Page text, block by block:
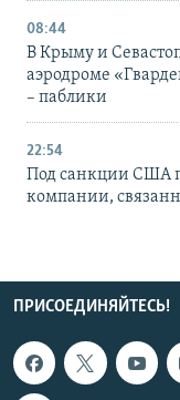
08:44
В Крыму и
аэродроме
– паблики
22:54
Под санкции США
компании,
ПРИСОЕДИНЯЙТЕСЬ!